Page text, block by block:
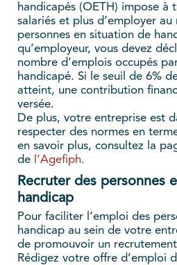
handicapés (OETH) impose à
salariés et plus d’employer au
personnes en situation de
qu’employeur, vous devez
nombre d’emplois occupés
handicapé. Si le seuil de 6%
atteint, une contribution
versée.
De plus, votre entreprise est
respecter des normes en
en savoir plus, consultez la
de l’Agefiph.
Recruter des personnes
handicap
Pour faciliter l’emploi des
handicap au sein de votre
de promouvoir un
Rédigez votre offre d’emploi